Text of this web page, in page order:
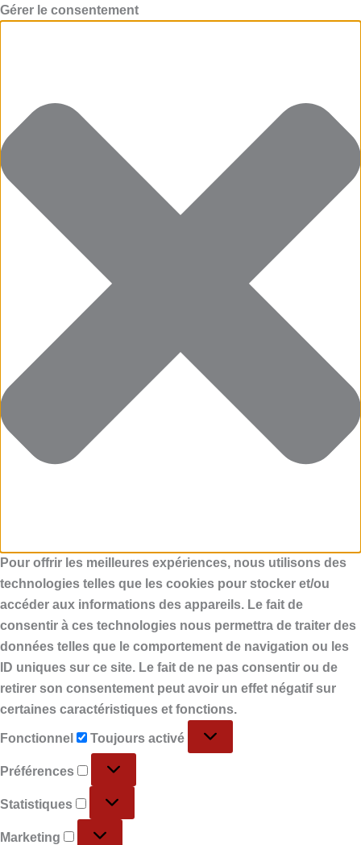
Gérer le consentement
Pour offrir les meilleures expériences, nous utilisons des
technologies telles que les cookies pour stocker et/ou
accéder aux informations des appareils. Le fait de
consentir à ces technologies nous permettra de traiter des
données telles que le comportement de navigation ou les
ID uniques sur ce site. Le fait de ne pas consentir ou de
retirer son consentement peut avoir un effet négatif sur
certaines caractéristiques et fonctions.
Fonctionnel Toujours activé
Préférences
Statistiques
Marketing